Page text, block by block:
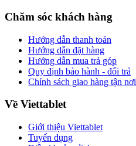
Chăm sóc khách hàng
Hướng dẫn thanh toán
Hướng dẫn đặt hàng
Hướng dẫn mua trả góp
Quy định bảo hành - đổi trả
Chính sách giao hàng tận nơi
Về Viettablet
Giới thiệu Viettablet
Tuyển dụng